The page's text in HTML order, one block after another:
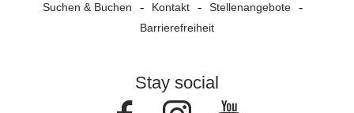
Suchen & Buchen Kontakt
Stellenangebote
Barrierefreiheit
Stay social
FacebookInstagram